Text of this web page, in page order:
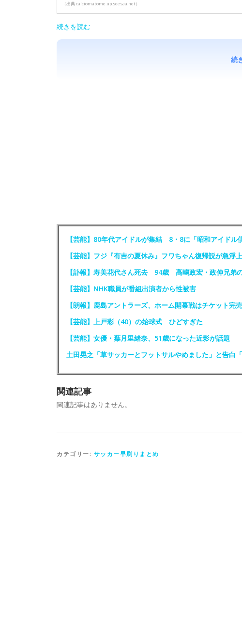
（出典 calciomatome.up.seesaa.net）
続きを読む
続
【芸能】80年代アイドルが集結 8・8に「昭和アイドル
【芸能】フジ『有吉の夏休み』フワちゃん復帰説が急浮上
【訃報】寿美花代さん死去 94歳 高嶋政宏・政伸兄弟
【芸能】NHK職員が番組出演者から性被害
【朗報】鹿島アントラーズ、ホーム開幕戦はチケット完
【芸能】上戸彩（40）の始球式 ひどすぎた
【芸能】女優・葉月里緒奈、51歳になった近影が話題
土田晃之「草サッカーとフットサルやめました」と告白
関連記事
関連記事はありません。
カテゴリー: サッカー早刷りまとめ